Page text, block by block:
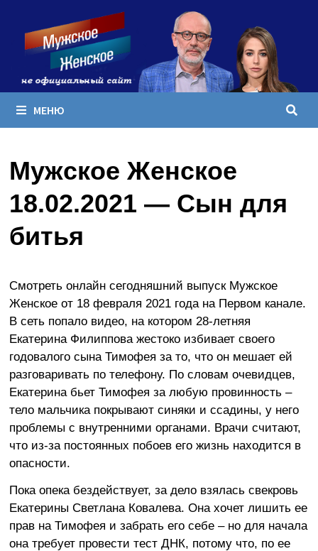
содержимому
МЕНЮ
Мужское Женское
18.02.2021 — Сын для
битья
Смотреть онлайн сегодняшний выпуск Мужское
Женское от 18 февраля 2021 года на Первом канале.
В сеть попало видео, на котором 28-летняя
Екатерина Филиппова жестоко избивает своего
годовалого сына Тимофея за то, что он мешает ей
разговаривать по телефону. По словам очевидцев,
Екатерина бьет Тимофея за любую провинность –
тело мальчика покрывают синяки и ссадины, у него
проблемы с внутренними органами. Врачи считают,
что из-за постоянных побоев его жизнь находится в
опасности.
Пока опека бездействует, за дело взялась свекровь
Екатерины Светлана Ковалева. Она хочет лишить ее
прав на Тимофея и забрать его себе – но для начала
она требует провести тест ДНК, потому что, по ее